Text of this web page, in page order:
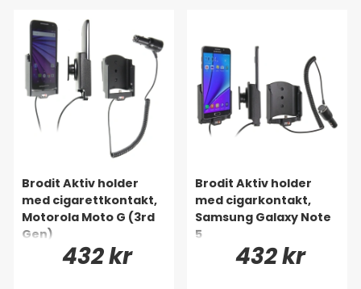
Brodit Aktiv holder
med cigarettkontakt,
Motorola Moto G (3rd
Gen)
432 kr
Brodit Aktiv holder
med cigarkontakt,
Samsung Galaxy Note
5
432 kr